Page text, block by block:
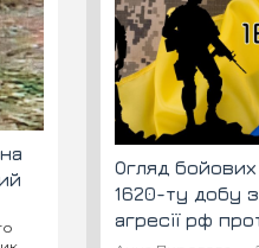
Огляд бойових
1620-ту добу
агресії рф